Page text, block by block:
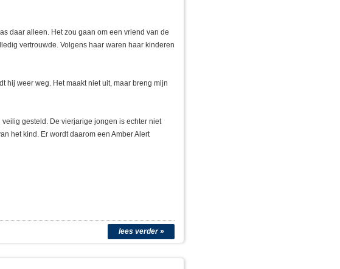
daar alleen. Het zou gaan om een vriend van de
vertrouwde. Volgens haar waren haar kinderen
hij weer weg. Het maakt niet uit, maar breng mijn
gesteld. De vierjarige jongen is echter niet
het kind. Er wordt daarom een Amber Alert
lees verder »